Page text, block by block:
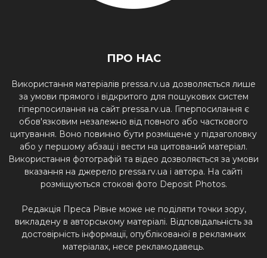
ПРО НАС
Використання матеріалів pressa.rv.ua дозволяється лише
за умови прямого і відкритого для пошукових систем
гіперпосилання на сайт pressa.rv.ua. Гіперпосилання є
обов'язковим незалежно від повного або часткового
цитування. Воно повинно бути розміщене у підзаголовку
або у першому абзаці і вести на цитований матеріал.
Використання фотографій та відео дозволяється за умови
вказання на джерело pressa.rv.ua і автора. На сайті
розміщуються стокові фото Deposit Photos.
Редакція Преса Рівне може не поділяти точки зору,
викладену в авторському матеріалі. Відповідальність за
достовірність інформації, опублікованої в рекламних
матеріалах, несе рекламодавець.